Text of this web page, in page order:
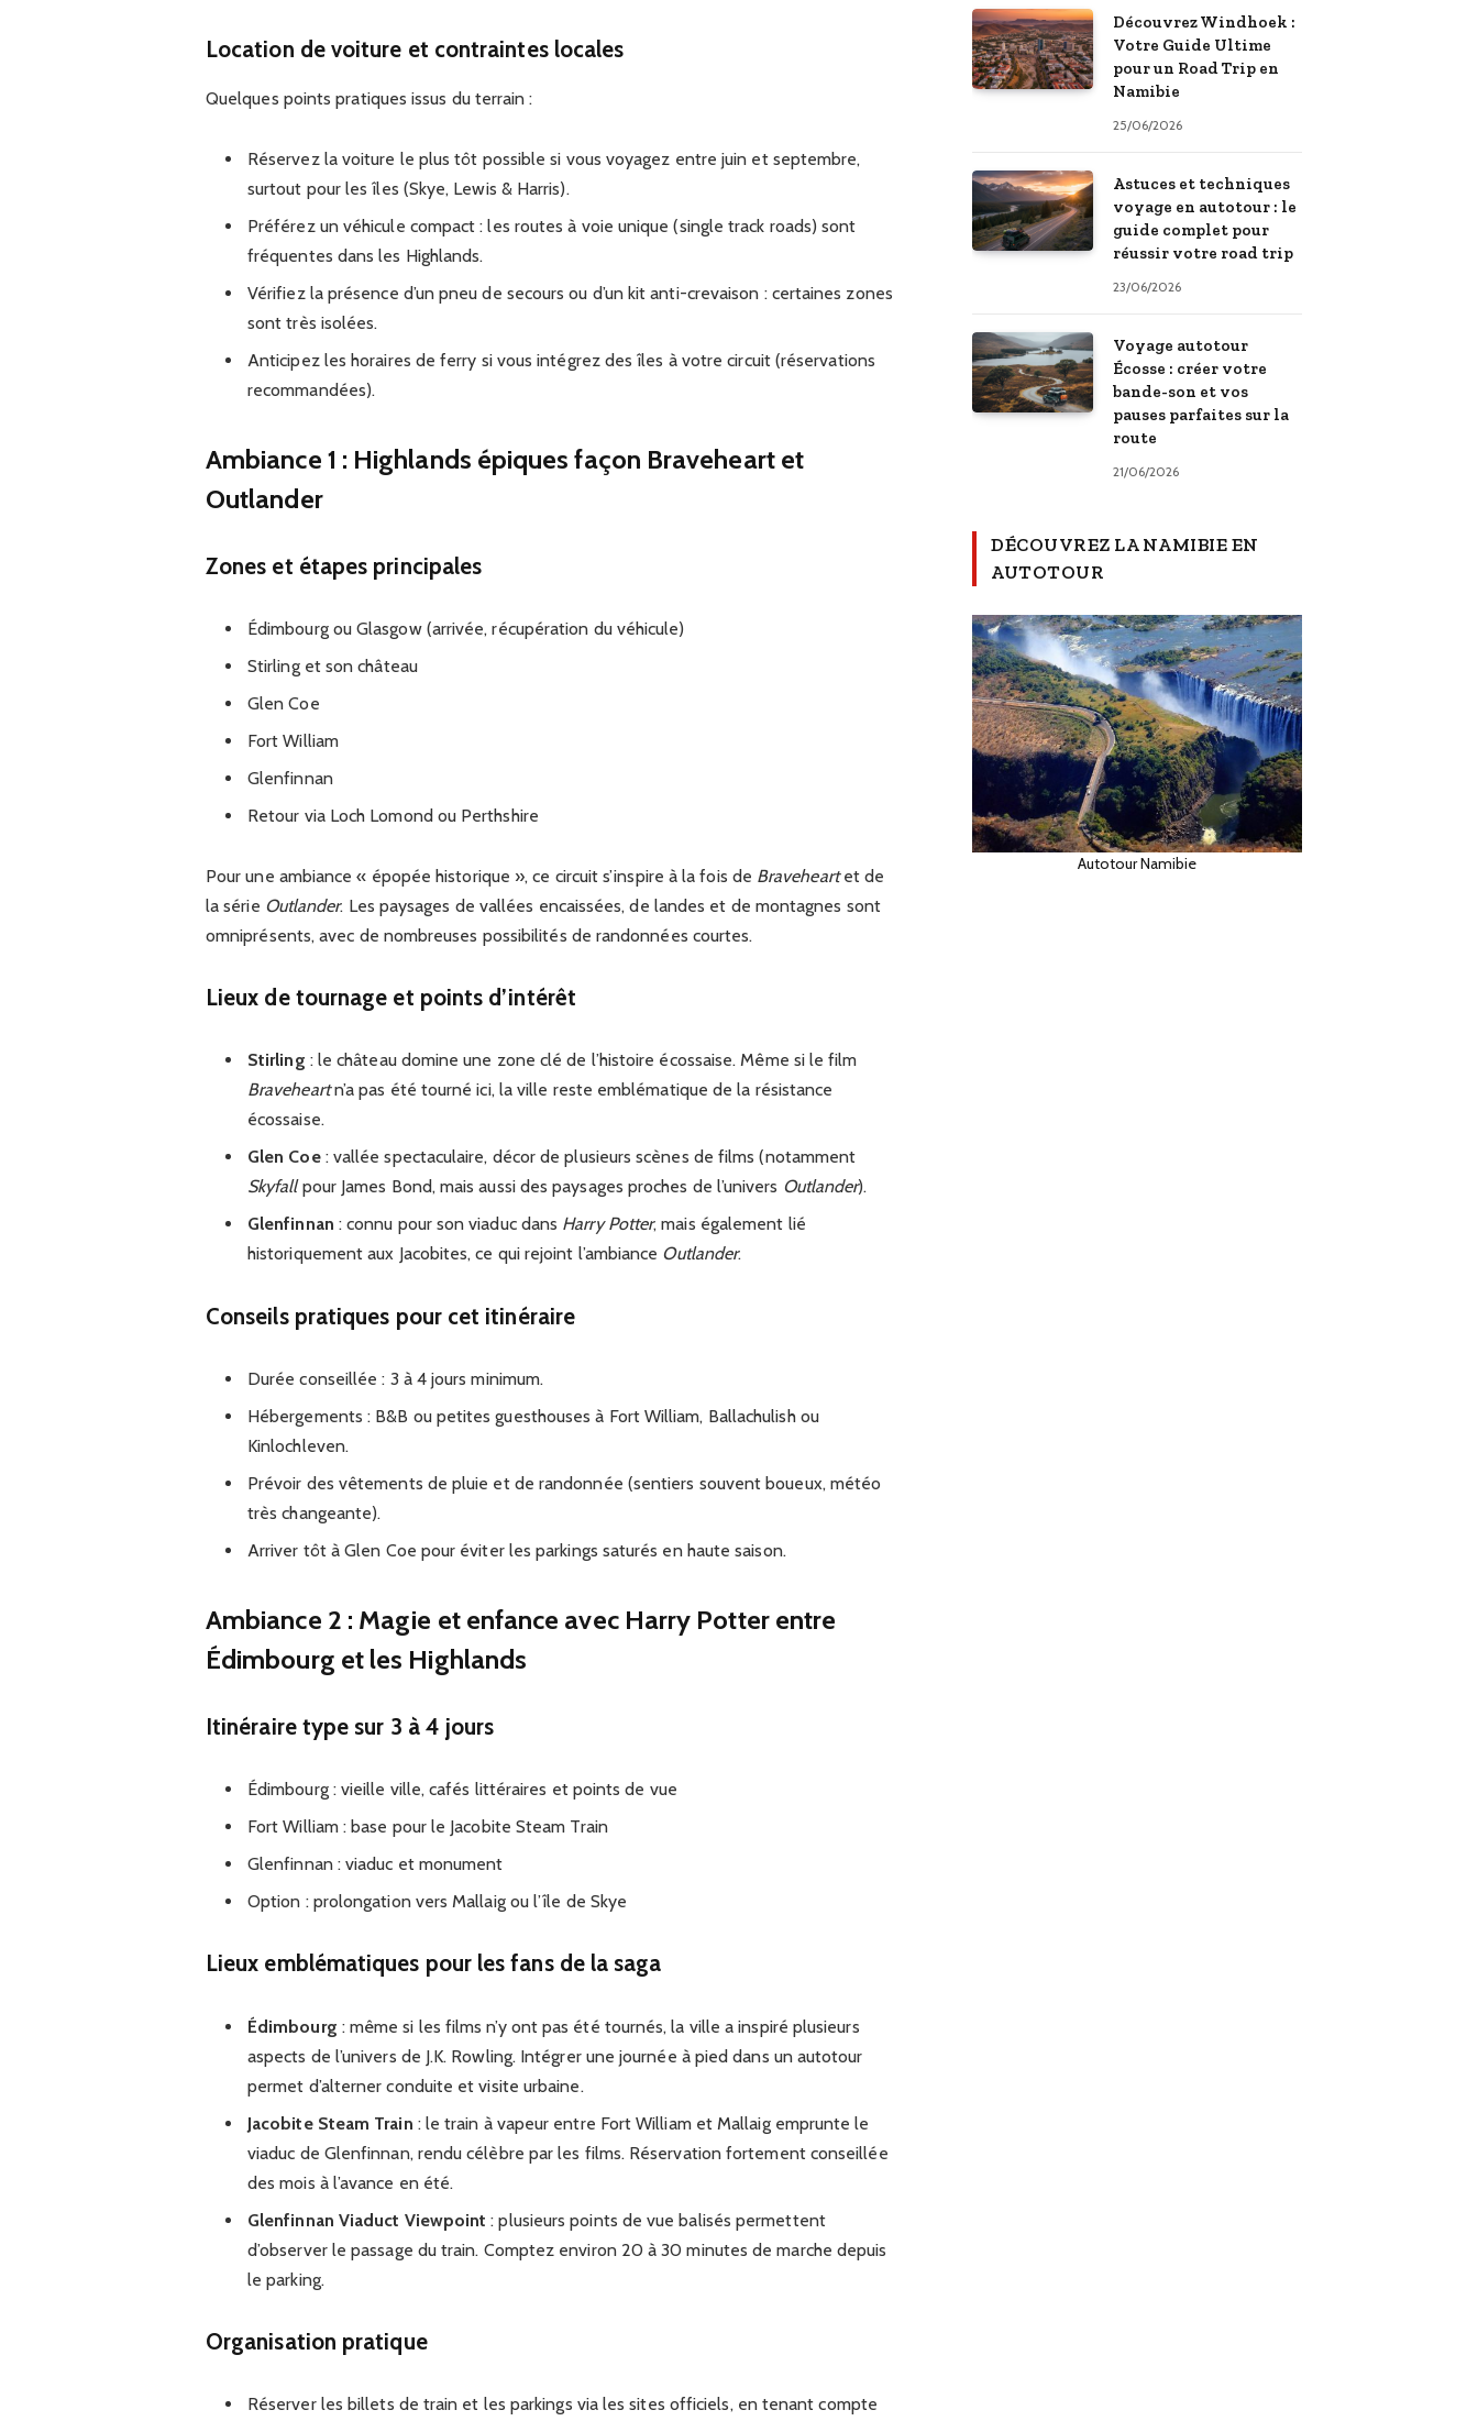
Location de voiture et contraintes locales
Quelques points pratiques issus du terrain :
Réservez la voiture le plus tôt possible si vous voyagez entre juin et septembre,
surtout pour les îles (Skye, Lewis & Harris).
Préférez un véhicule compact : les routes à voie unique (single track roads) sont
fréquentes dans les Highlands.
Vérifiez la présence d’un pneu de secours ou d’un kit anti-crevaison : certaines zones
sont très isolées.
Anticipez les horaires de ferry si vous intégrez des îles à votre circuit (réservations
recommandées).
Ambiance 1 : Highlands épiques façon Braveheart et
Outlander
Zones et étapes principales
Édimbourg ou Glasgow (arrivée, récupération du véhicule)
Stirling et son château
Glen Coe
Fort William
Glenfinnan
Retour via Loch Lomond ou Perthshire
Pour une ambiance « épopée historique », ce circuit s’inspire à la fois de Braveheartet de
la série Outlander. Les paysages de vallées encaissées, de landes et de montagnes sont
omniprésents, avec de nombreuses possibilités de randonnées courtes.
Lieux de tournage et points d’intérêt
Stirling : le château domine une zone clé de l’histoire écossaise. Même si le film
Braveheartn’a pas été tourné ici, la ville reste emblématique de la résistance
écossaise.
Glen Coe: vallée spectaculaire, décor de plusieurs scènes de films (notamment
Skyfallpour James Bond, mais aussi des paysages proches de l’univers Outlander).
Glenfinnan : connu pour son viaduc dans Harry Potter, mais également lié
historiquement aux Jacobites, ce qui rejoint l’ambiance Outlander.
Conseils pratiques pour cet itinéraire
Durée conseillée : 3 à 4 jours minimum.
Hébergements : B&B ou petites guesthouses à Fort William, Ballachulish ou
Kinlochleven.
Prévoir des vêtements de pluie et de randonnée (sentiers souvent boueux, météo
très changeante).
Arriver tôt à Glen Coe pour éviter les parkings saturés en haute saison.
Ambiance 2 : Magie et enfance avec Harry Potter entre
Édimbourg et les Highlands
Itinéraire type sur 3 à 4 jours
Édimbourg : vieille ville, cafés littéraires et points de vue
Fort William : base pour le Jacobite Steam Train
Glenfinnan : viaduc et monument
Option : prolongation vers Mallaig ou l’île de Skye
Lieux emblématiques pour les fans de la saga
Édimbourg : même si les films n’y ont pas été tournés, la ville a inspiré plusieurs
aspects de l’univers de J.K. Rowling. Intégrer une journée à pied dans un autotour
permet d’alterner conduite et visite urbaine.
Jacobite Steam Train : le train à vapeur entre Fort William et Mallaig emprunte le
viaduc de Glenfinnan, rendu célèbre par les films. Réservation fortement conseillée
des mois à l’avance en été.
Glenfinnan Viaduct Viewpoint : plusieurs points de vue balisés permettent
d’observer le passage du train. Comptez environ 20 à 30 minutes de marche depuis
le parking.
Organisation pratique
Réserver les billets de train et les parkings via les sites officiels, en tenant compte
Découvrez Windhoek :
Votre Guide Ultime
pour un Road Trip en
Namibie
25/06/2026
Astuces et techniques
voyage en autotour : le
guide complet pour
réussir votre road trip
23/06/2026
Voyage autotour
Écosse : créer votre
bande-son et vos
pauses parfaites sur la
route
21/06/2026
DÉCOUVREZ LA NAMIBIE EN
AUTOTOUR
Autotour Namibie